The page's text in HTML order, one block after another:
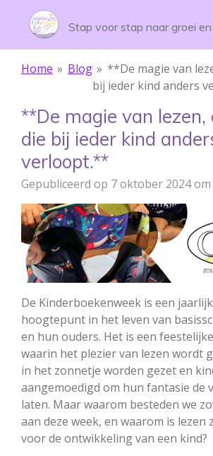
direct
naar
Stap voor stap naar groei
Home » Blog » **De magie van
bij ieder kind anders
**De magie van lezen,
die bij ieder kind
verloopt.**
Gepubliceerd op 7 oktober 2024 om
De Kinderboekenweek is een
hoogtepunt in het leven van
en hun ouders. Het is een
waarin het plezier van lezen wordt
in het zonnetje worden gezet en
aangemoedigd om hun fantasie de
laten. Maar waarom besteden we
aan deze week, en waarom is lezen
voor de ontwikkeling van een kind?